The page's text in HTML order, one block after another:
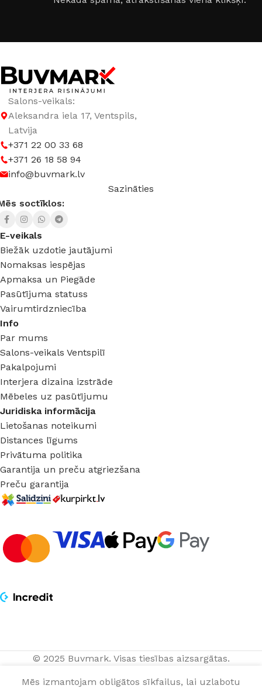
Salons-veikals:
Aleksandra iela 17, Ventspils,
Latvija
+371 22 00 33 68
+371 26 18 58 94
info@buvmark.lv
Sazināties
soctīklos:
E-veikals
Biežāk uzdotie jautājumi
Nomaksas iespējas
Apmaksa un Piegāde
Pasūtījuma statuss
Vairumtirdzniecība
Info
Par mums
Salons-veikals Ventspilī
Pakalpojumi
Interjera dizaina izstrāde
Mēbeles uz pasūtījumu
Juridiska informācija
Lietošanas noteikumi
Distances līgums
Privātuma politika
Garantija un preču atgriezšana
Preču garantija
© 2025 Buvmark. Visas tiesības aizsargātas.
Mēs izmantojam obligātos sīkfailus, lai uzlabotu
Bīdāmās durvis
matēts ar
gab.
OPCIJAS
TAGAD